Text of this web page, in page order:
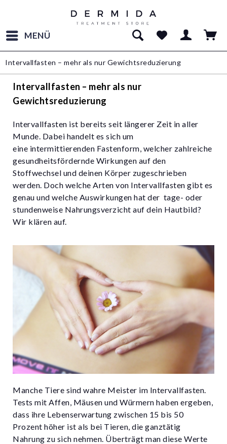
MENÜ
Intervallfasten – mehr als nur Gewichtsreduzierung
Intervallfasten – mehr als nur
Gewichtsreduzierung
Intervallfasten ist bereits seit längerer Zeit in aller
Munde. Dabei handelt es sich um
eine intermittierenden Fastenform, welcher zahlreiche
gesundheitsfördernde Wirkungen auf den
Stoffwechsel und deinen Körper zugeschrieben
werden. Doch welche Arten von Intervallfasten gibt es
genau und welche Auswirkungen hat der tage- oder
stundenweise Nahrungsverzicht auf dein Hautbild?
Wir klären auf.
Manche Tiere sind wahre Meister im Intervallfasten.
Tests mit Affen, Mäusen und Würmern haben ergeben,
dass ihre Lebenserwartung zwischen 15 bis 50
Prozent höher ist als bei Tieren, die ganztätig
Nahrung zu sich nehmen. Überträgt man diese Werte